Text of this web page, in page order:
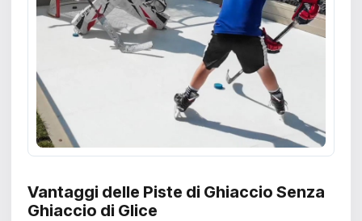
Vantaggi delle Piste di Ghiaccio Senza
Ghiaccio di Glice